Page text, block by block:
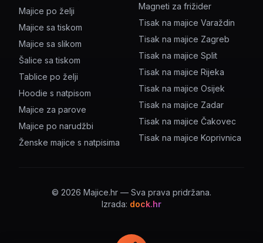
Majice po želji
Majice sa tiskom
Majice sa slikom
Šalice sa tiskom
Tablice po želji
Hoodie s natpisom
Majice za parove
Majice po narudžbi
Ženske majice s natpisima
Magneti za frižider
Tisak na majice Varaždin
Tisak na majice Zagreb
Tisak na majice Split
Tisak na majice Rijeka
Tisak na majice Osijek
Tisak na majice Zadar
Tisak na majice Čakovec
Tisak na majice Koprivnica
© 2026 Majice.hr — Sva prava pridržana.
Izrada: dock.hr